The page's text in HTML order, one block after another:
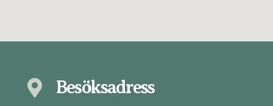
 Besöksadress